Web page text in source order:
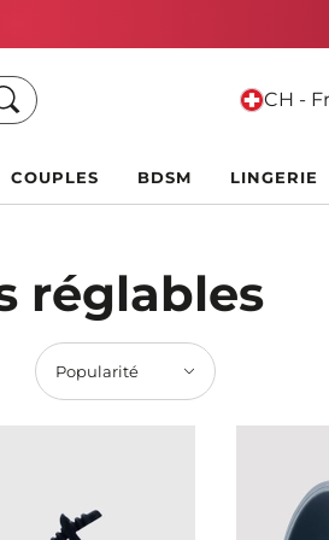
Chercher CH -
COUPLES BDSM LINGERIE
réglables
Popularité